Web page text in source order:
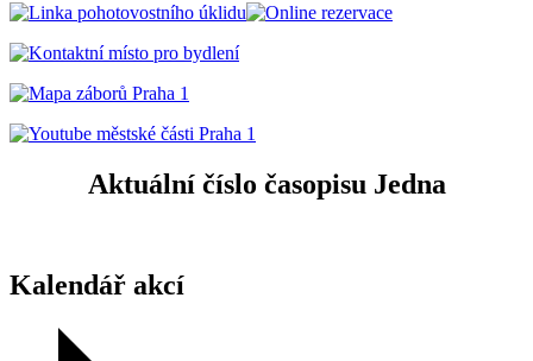
Aktuální číslo časopisu Jedna
Kalendář akcí